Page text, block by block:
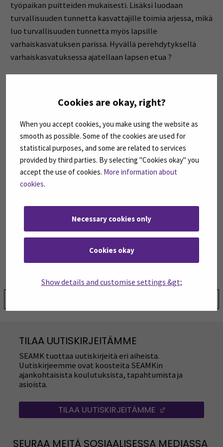
Cookies are okay, right?
When you accept cookies, you make using the website as
smooth as possible. Some of the cookies are used for
statistical purposes, and some are related to services
provided by third parties. By selecting "Cookies okay" you
accept the use of cookies. More information about
cookies.
Necessary cookies only
Cookies okay
Show details and customise settings &gt;
työpaikan puitteiden mukaisesti. Lisäksi luodaan
turvallisuuden tunnetta kasvattajille toimia arjessa, mikä
luo turvallisuuden tunnetta myös lapsille
varhaiskasvatuksen parissa. Hyvällä perehdytyksellä
varhaiskasvatuksessa ajatellaan lapsen etua ?
Hanna Haavisto
VAKA19
Pääset tutustumaan kehittämistehtäväänitästä linkistä
(pdf) »
Kuvat: Pixabay & Hanna Haavisto
1.9.2019 jälkeen sosionomiopintonsa aloittaneet voivat
työskennellä varhaiskasvatuksessa varhaiskasvatuksen
sosionomi -nimikkeellä. (Varhaiskasvatuslaki 540/2018).
TILAA UUTISKIRJEITÄMME
SEAMK tuottaa uutiskirjeitä eri aiheista.
Uutiskirjeemme ovat koosteita SEAMKin
ajankohtaisista koulutuksista, tapahtumista ja
asioista.
TILAA UUTISKIRJEITÄMME
SEURAA MEITÄ SOSIAALISESSA MEDIASSA